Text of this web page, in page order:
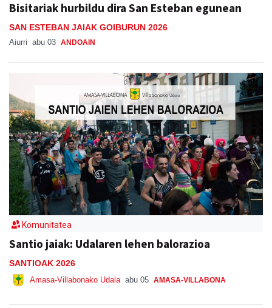
Bisitariak hurbildu dira San Esteban egunean
SAN ESTEBAN JAIAK GOIBURUN 2026
Aiurri abu 03 ANDOAIN
Komunitatea
Santio jaiak: Udalaren lehen balorazioa
SANTIOAK 2026
Amasa-Villabonako Udala abu 05 AMASA-VILLABONA